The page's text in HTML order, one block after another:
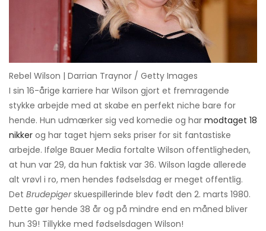
Rebel Wilson | Darrian Traynor / Getty Images
I sin 16-årige karriere har Wilson gjort et fremragende
stykke arbejde med at skabe en perfekt niche bare for
hende. Hun udmærker sig ved komedie og har modtaget 18
nikker og har taget hjem seks priser for sit fantastiske
arbejde. Ifølge Bauer Media fortalte Wilson offentligheden,
at hun var 29, da hun faktisk var 36. Wilson lagde allerede
alt vrøvl i ro, men hendes fødselsdag er meget offentlig.
Det Brudepigerskuespillerinde blev født den 2. marts 1980.
Dette gør hende 38 år og på mindre end en måned bliver
hun 39! Tillykke med fødselsdagen Wilson!